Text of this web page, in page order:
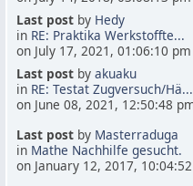
Last postby Hedy
in RE: Praktika Werkstoffte...
on July 17, 2021, 01:06:10 pm
Last postby akuaku
in RE: Testat Zugversuch/Hä...
on June 08, 2021, 12:50:48
Last postby Masterraduga
in Mathe Nachhilfe gesucht.
on January 12, 2017,